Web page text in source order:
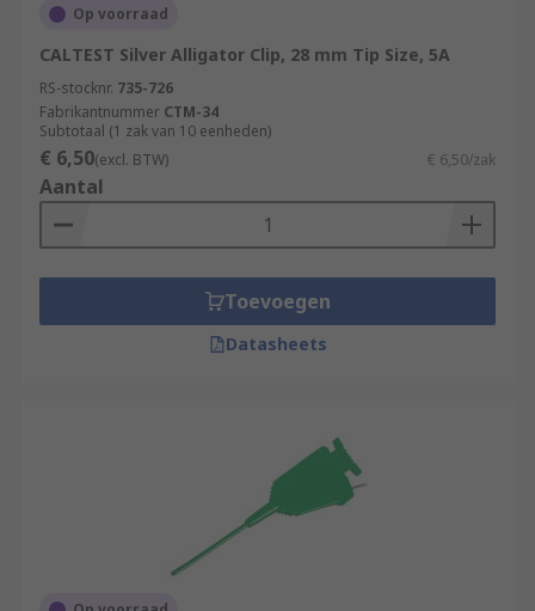
Op voorraad
CALTEST Silver Alligator Clip, 28 mm Tip Size, 5A
RS-stocknr. 735-726
Fabrikantnummer CTM-34
Subtotaal (1 zak van 10 eenheden)
€ 6,50(excl. BTW) € 6,50/zak
Aantal
Toevoegen
Datasheets